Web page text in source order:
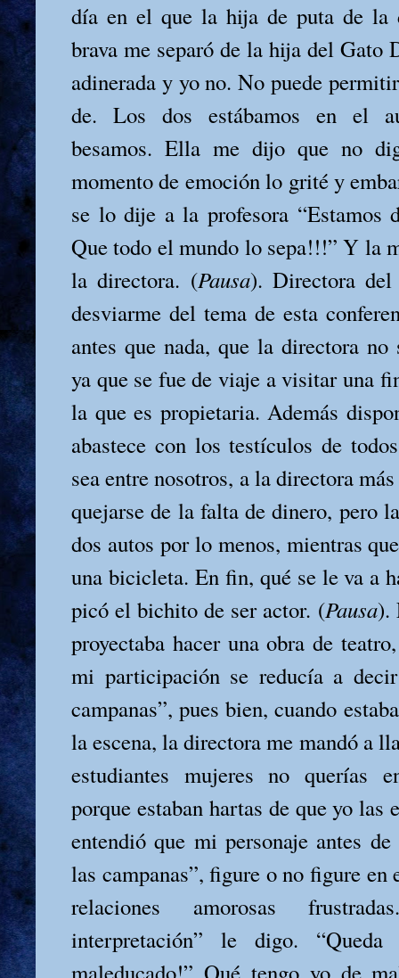
día en el que la hija de puta de la
brava me separó de la hija del Gato
adinerada y yo no. No puede
de. Los dos estábamos en el
besamos. Ella me dijo que no
momento de emoción lo grité y
se lo dije a la profesora “Estamos
Que todo el mundo lo sepa!!!” Y la
la directora. (Pausa). Directora
desviarme del tema de esta
antes que nada, que la directora no
ya que se fue de viaje a visitar una
la que es propietaria. Además
abastece con los testículos de
sea entre nosotros, a la directora
quejarse de la falta de dinero, pero
dos autos por lo menos, mientras
una bicicleta. En fin, qué se le va a
picó el bichito de ser actor. (Pausa).
proyectaba hacer una obra de
mi participación se reducía a
campanas”, pues bien, cuando
la escena, la directora me mandó a
estudiantes mujeres no querías
porque estaban hartas de que yo las
entendió que mi personaje antes
las campanas”, figure o no figure en
relaciones amorosas
interpretación” le digo.